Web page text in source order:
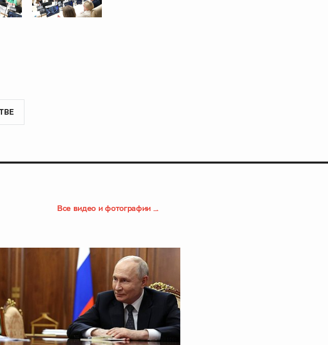
Все видео и фотографии